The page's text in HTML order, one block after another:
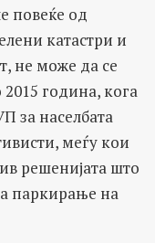
повеќе од
катастри и
не може да се
година, кога
за населбата
меѓу кои
решенијата што
паркирање на